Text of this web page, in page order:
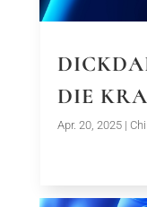
DIE
Apr. 20, 2025|